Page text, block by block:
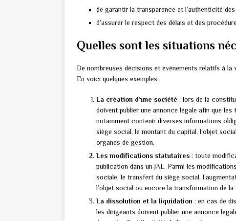
de garantir la transparence et l’authenticité
d’assurer le respect des délais et des
Quelles sont les situations
De nombreuses décisions et événements relatifs à la
En voici quelques exemples :
La création d’une société : lors de la
doivent publier une annonce légale afin que
notamment contenir diverses informations
siège social, le montant du capital, l’objet
organes de gestion.
Les modifications statutaires : toute
publication dans un JAL. Parmi les
sociale, le transfert du siège social,
l’objet social ou encore la transformation de la
La dissolution et la liquidation : en cas de
les dirigeants doivent publier une annonce